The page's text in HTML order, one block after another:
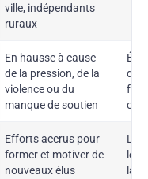
ville, indépendants
ruraux
En hausse à cause
de la pression, de la
violence ou du
manque de soutien
Efforts accrus pour
former et motiver de
nouveaux élus
La
les
la